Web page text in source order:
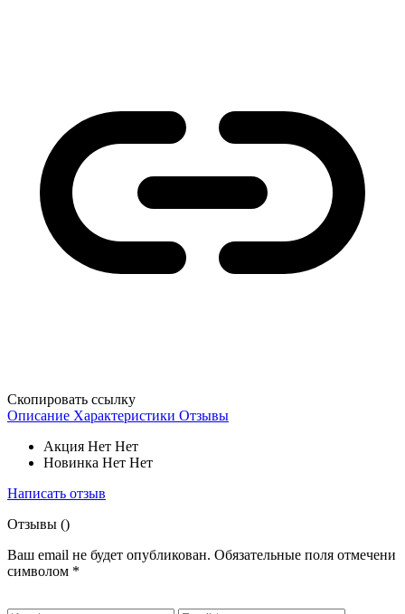
Скопировать ссылку
Описание Характеристики Отзывы
Акция Нет Нет
Новинка Нет Нет
Написать отзыв
Отзывы ()
Ваш email не будет опубликован. Обязательные поля отмечени
символом *